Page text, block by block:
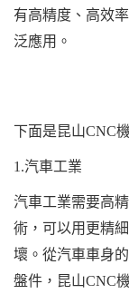
有高精度、高效
泛應用。
下面是昆山CNC
1.汽車工業
汽車工業需要高
術，可以用更精
壞。從汽車車身
盤件，昆山CNC